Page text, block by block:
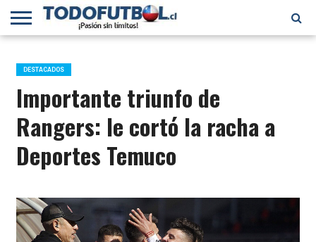
PRIMERA
B
SELECCIÓN
CHILENA
CHILENOS
EN EL
MUNDO
FÚTBOL
INTERNACIONAL
DESTACADOS
Importante triunfo de
Rangers: le cortó la racha a
Deportes Temuco